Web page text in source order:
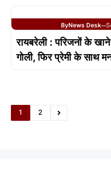
ByNews Desk—
रायबरेली : परिजनों के
गोली, फिर प्रेमी के साथ
1 2